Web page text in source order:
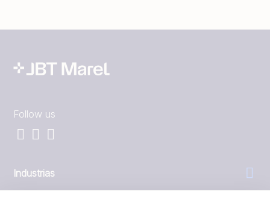
Follow us
Industrias